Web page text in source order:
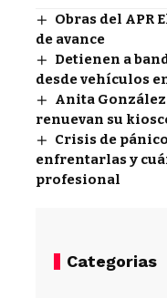
Obras del APR
de avance
Detienen a
desde vehículos
Anita
renuevan su
Crisis de
enfrentarlas y
profesional
Categorias